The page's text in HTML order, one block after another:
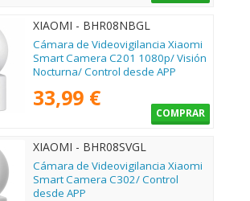
XIAOMI - BHR08NBGL
Cámara de Videovigilancia Xiaomi
Smart Camera C201 1080p/ Visión
Nocturna/ Control desde APP
33,99 €
COMPRAR
XIAOMI - BHR08SVGL
Cámara de Videovigilancia Xiaomi
Smart Camera C302/ Control
desde APP